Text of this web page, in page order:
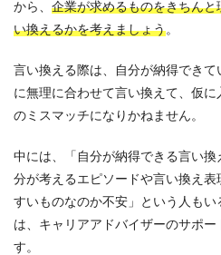
から、 企業が求めるものをきちん
い換えるかを考えましょう。
言い換える際は、自分が納得でき
に無理に合わせて言い換えて、仮
のミスマッチになりかねません。
中には、「自分が納得できる言い
分が考えるエピソードや言い換え
すいものなのか不安」という人も
は、キャリアアドバイザーのサポ
す。